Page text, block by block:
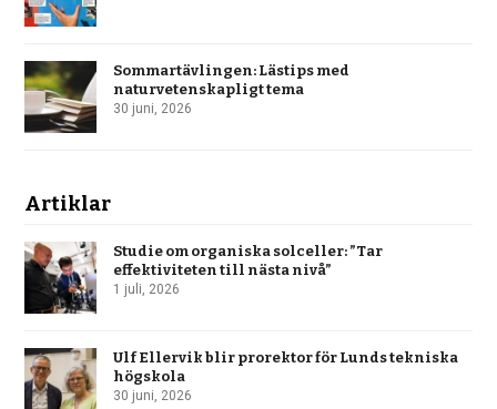
Sommartävlingen: Lästips med
naturvetenskapligt tema
30 juni, 2026
Artiklar
Studie om organiska solceller: ”Tar
effektiviteten till nästa nivå”
1 juli, 2026
Ulf Ellervik blir prorektor för Lunds tekniska
högskola
30 juni, 2026